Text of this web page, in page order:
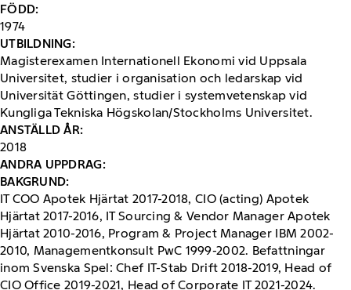
FÖDD:
1974
UTBILDNING:​
Magisterexamen Internationell Ekonomi vid Uppsala
Universitet, studier i organisation och ledarskap vid
Universität Göttingen, studier i systemvetenskap vid
Kungliga Tekniska Högskolan/Stockholms Universitet.
ANSTÄLLD ÅR:
2018
ANDRA UPPDRAG:​
​BAKGRUND:
IT COO Apotek Hjärtat 2017-2018, CIO (acting) Apotek
Hjärtat 2017-2016, IT Sourcing & Vendor Manager Apotek
Hjärtat 2010-2016, Program & Project Manager IBM 2002-
2010, Managementkonsult PwC 1999-2002. Befattningar
inom Svenska Spel: Chef IT-Stab Drift 2018-2019, Head of
CIO Office 2019-2021, Head of Corporate IT 2021-2024.